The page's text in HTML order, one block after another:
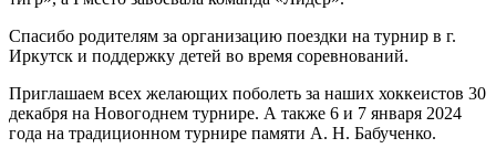
Спасибо родителям за организацию поездки на турнир в г.
Иркутск и поддержку детей во время соревнований.
Приглашаем всех желающих поболеть за наших хоккеистов 30
декабря на Новогоднем турнире. А также 6 и 7 января 2024
года на традиционном турнире памяти А. Н. Бабученко.